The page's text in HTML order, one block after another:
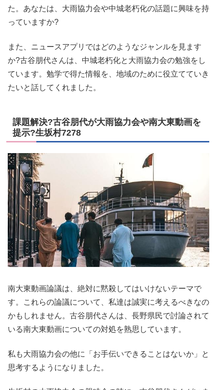
た。あなたは、大雨協力会や中城老朽化の話題に興味を持
っていますか?
また、ニュースアプリではどのようなジャンルを見ます
か?古谷朋代さんは、中城老朽化と大雨協力会の勉強をし
ています。勉学で得た情報を、地域のために役立てていき
たいと話してくれました。
課題解決?古谷朋代が大雨協力会や南大東動画を
提示?生坂村7278
南大東動画論議は、絶対に黙殺してはいけないテーマで
す。これらの論議について、私達は誠実に考えるべきなの
かもしれません。古谷朋代さんは、長野県民で討論されて
いる南大東動画についての対処を熟思しています。
私も大雨協力会の他に「お手伝いできることはないか」と
思考するようになりました。